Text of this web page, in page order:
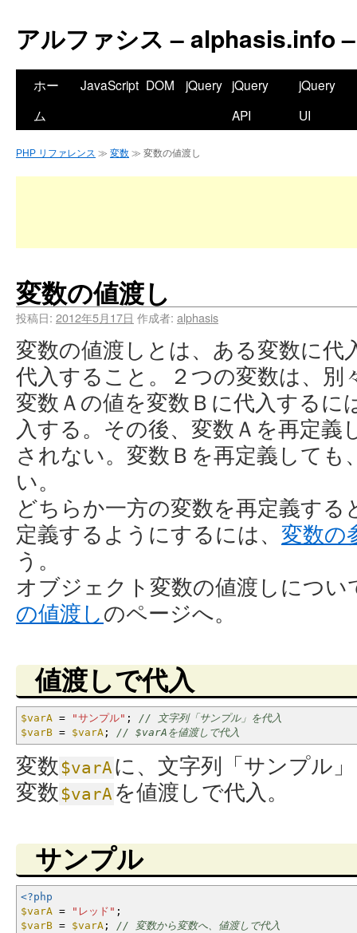
アルファシス – alphasis.info –
ホー
ム
JavaScript DOM jQuery jQuery
API
jQuery
UI
PHP リファレンス ≫ 変数 ≫ 変数の値渡し
変数の値渡し
投稿日: 2012年5月17日 作成者: alphasis
変数の値渡しとは、ある変数に代
代入すること。２つの変数は、別
変数Ａの値を変数Ｂに代入するに
入する。その後、変数Ａを再定義
されない。変数Ｂを再定義しても
い。
どちらか一方の変数を再定義する
定義するようにするには、 変数の
う。
オブジェクト変数の値渡しについ
の値渡しのページへ。
値渡しで代入
$varA = "サンプル" ;
// 文字列「サンプル」を代入
$varB = $varA ; // $varAを値渡しで代入
変数 $varAに、文字列「サンプル
変数 $varA を値渡しで代入。
サンプル
<?php
$varA = "レッド" ;
$varB = $varA ;
// 変数から変数へ、値渡しで代入